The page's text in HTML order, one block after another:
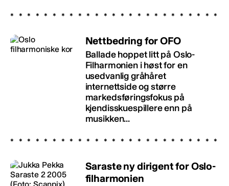
Nettbedring for OFO
Ballade hoppet litt på Oslo-
Filharmonien i høst for en
usedvanlig gråhåret
internettside og større
markedsføringsfokus på
kjendisskuespillere enn på
musikken...
Saraste ny dirigent for Oslo-
filharmonien